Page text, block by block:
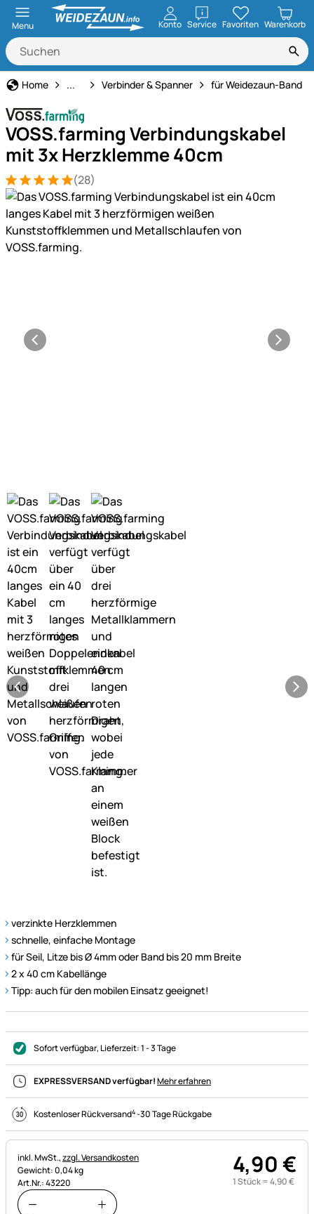
Menu Konto ServiceöffnenFavoriten Warenkorb
Home Weidezaun
... Verbinder & Spanner für Weidezaun-Band
VOSS.farming Verbindungskabel
mit 3x Herzklemme 40cm
Bewertung: 5 von 5 (28 Bewertungen)
28 Bewertungen
(28)
Produktgalerie
verzinkte Herzklemmen
schnelle, einfache Montage
für Seil, Litze bis Ø 4mm oder Band bis 20 mm Breite
2 x 40 cm Kabellänge
Tipp: auch für den mobilen Einsatz geeignet!
Sofort verfügbar, Lieferzeit:1 - 3 Tage
EXPRESSVERSAND verfügbar!Mehr erfahren
Kostenloser Rückversand4-30 Tage Rückgabe
Steuerhinweis:
inkl. MwSt.,zzgl. Versandkosten
Gewicht: 0,04 kg
Art.Nr.: 43220
4,90€
1 Stück =4,90€